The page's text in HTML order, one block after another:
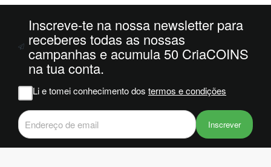
Inscreve-te na nossa newsletter para
receberes todas as nossas
campanhas e acumula 50 CriaCOINS
na tua conta.
Li e tomei conhecimento dos termos e condições
Inscrever